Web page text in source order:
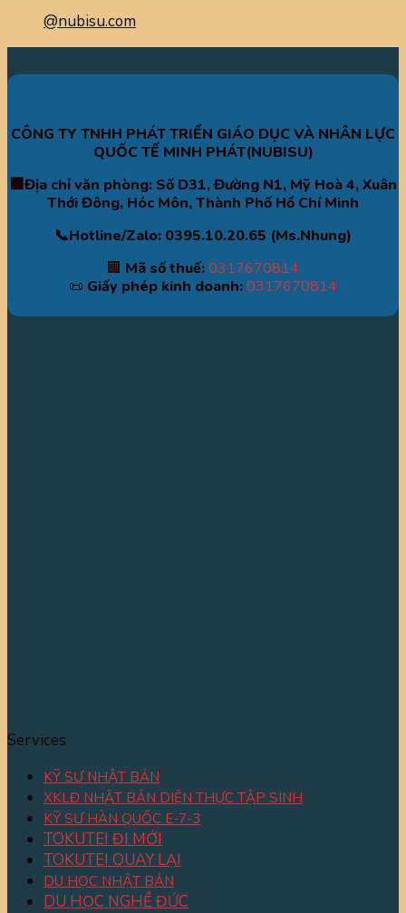
@nubisu.com
CÔNG TY TNHH PHÁT TRIỂN GIÁO DỤC VÀ NHÂN LỰC
QUỐC TẾ MINH PHÁT(NUBISU)
🏢Địa chỉ văn phòng: Số D31, Đường N1, Mỹ Hoà 4, Xuân
Thới Đông, Hóc Môn, Thành Phố Hồ Chí Minh
📞Hotline/Zalo: 0395.10.20.65 (Ms.Nhung)
🏢 Mã số thuế:0317670814
📜 Giấy phép kinh doanh:0317670814
Services
KỸ SƯ NHẬT BẢN
XKLĐ NHẬT BẢN DIỆN THỰC TẬP SINH
KỸ SƯ HÀN QUỐC E-7-3
TOKUTEI ĐI MỚI
TOKUTEI QUAY LẠI
DU HỌC NHẬT BẢN
DU HỌC NGHỀ ĐỨC